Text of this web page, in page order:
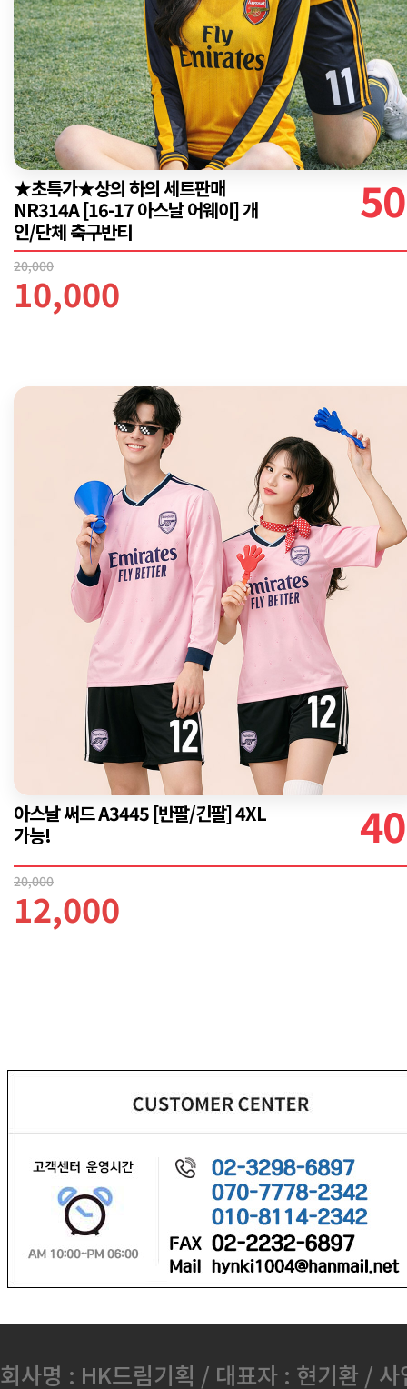
★초특가★상의 하의 세트판매
NR314A [16-17 아스날 어웨이] 개
인/단체 축구반티
50
20,000
10,000
아스날 써드 A3445 [반팔/긴팔] 4XL
가능!
40
20,000
12,000
회사명 : HK드림기획 / 대표자 : 현기환 /